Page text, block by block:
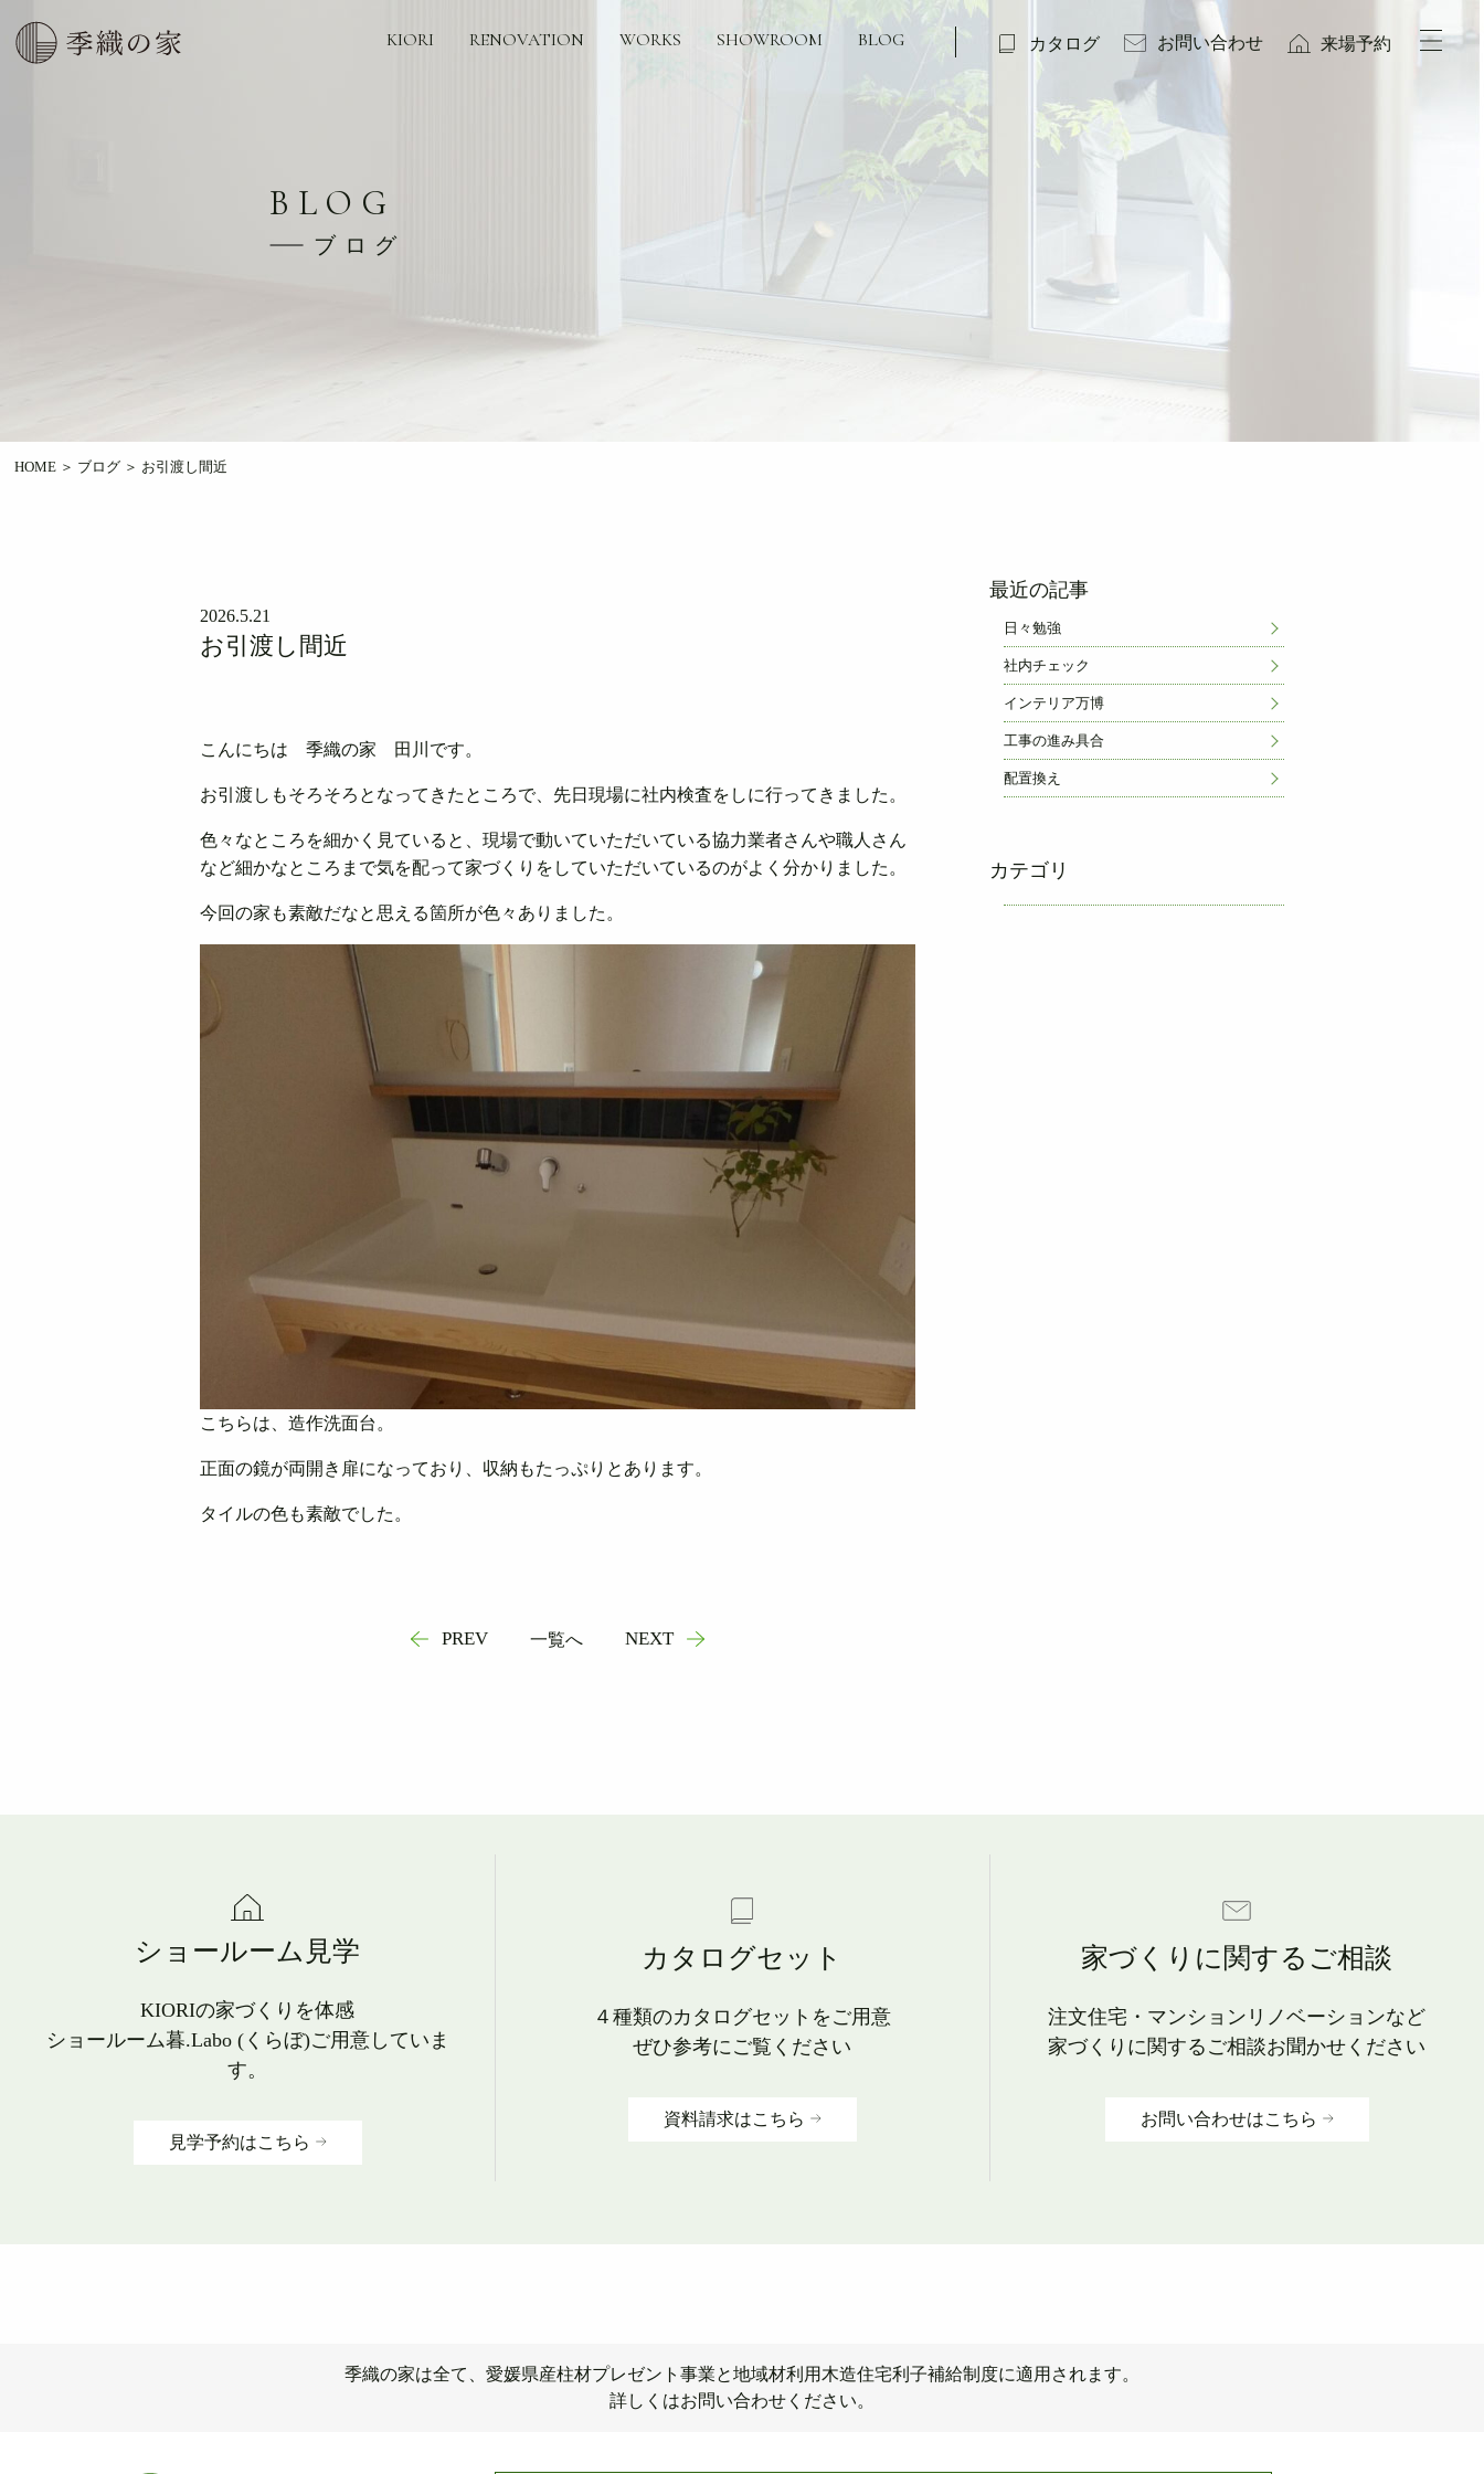
KIORI RENOVATION WORKS SHOWROOM BLOG カタログ お問い合わせ 来場予約
BLOG
ブログ
HOME ＞ ブログ ＞ お引渡し間近
2026.5.21
お引渡し間近
こんにちは 季織の家 田川です。
お引渡しもそろそろとなってきたところで、先日現場に社内検査をしに行ってきました。
色々なところを細かく見ていると、現場で動いていただいている協力業者さんや職人さん
など細かなところまで気を配って家づくりをしていただいているのがよく分かりました。
今回の家も素敵だなと思える箇所が色々ありました。
こちらは、造作洗面台。
正面の鏡が両開き扉になっており、収納もたっぷりとあります。
タイルの色も素敵でした。
PREV 一覧へ NEXT
最近の記事
日々勉強
社内チェック
インテリア万博
工事の進み具合
配置換え
カテゴリ
ショールーム見学
KIORIの家づくりを体感
ショールーム暮.Labo (くらぼ)ご用意していま
す。
見学予約はこちら
カタログセット
４種類のカタログセットをご用意
ぜひ参考にご覧ください
資料請求はこちら
家づくりに関するご相談
注文住宅・マンションリノベーションなど
家づくりに関するご相談お聞かせください
お問い合わせはこちら
季織の家は全て、愛媛県産柱材プレゼント事業と地域材利用木造住宅利子補給制度に適用されます。
詳しくはお問い合わせください。